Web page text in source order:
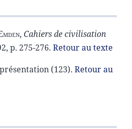
, Cahiers de civilisation
p. 275-276. Retour au texte
(123). Retour au